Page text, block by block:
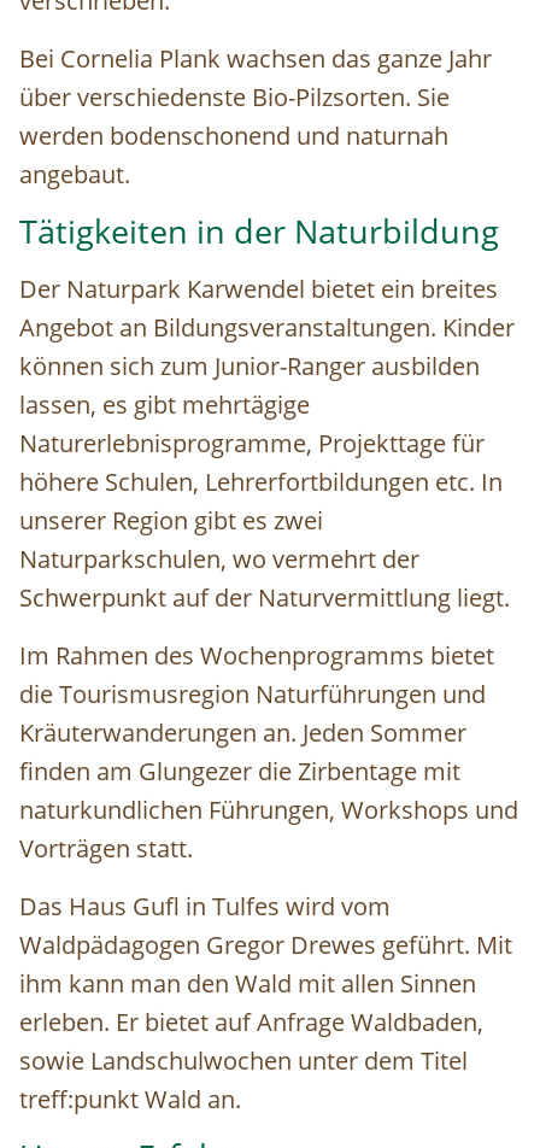
Bei Cornelia Plank wachsen das ganze Jahr
über verschiedenste Bio-Pilzsorten. Sie
werden bodenschonend und naturnah
angebaut.
Tätigkeiten in der Naturbildung
Der Naturpark Karwendel bietet ein breites
Angebot an Bildungsveranstaltungen. Kinder
können sich zum Junior-Ranger ausbilden
lassen, es gibt mehrtägige
Naturerlebnisprogramme, Projekttage für
höhere Schulen, Lehrerfortbildungen etc. In
unserer Region gibt es zwei
Naturparkschulen, wo vermehrt der
Schwerpunkt auf der Naturvermittlung liegt.
Im Rahmen des Wochenprogramms bietet
die Tourismusregion Naturführungen und
Kräuterwanderungen an. Jeden Sommer
finden am Glungezer die Zirbentage mit
naturkundlichen Führungen, Workshops und
Vorträgen statt.
Das Haus Gufl in Tulfes wird vom
Waldpädagogen Gregor Drewes geführt. Mit
ihm kann man den Wald mit allen Sinnen
erleben. Er bietet auf Anfrage Waldbaden,
sowie Landschulwochen unter dem Titel
treff:punkt Wald an.